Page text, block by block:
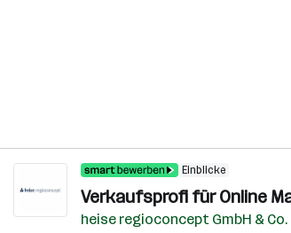
Einblicke
Verkaufsprofi für Online
heise regioconcept GmbH & Co.